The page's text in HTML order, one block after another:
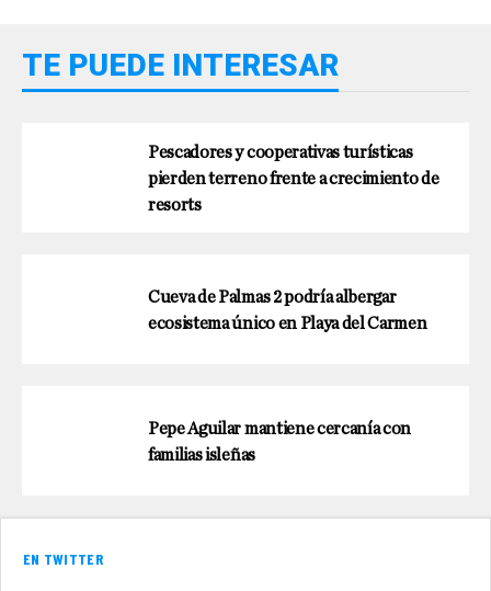
TE PUEDE INTERESAR
Pescadores y cooperativas turísticas
pierden terreno frente a crecimiento de
resorts
Cueva de Palmas 2 podría albergar
ecosistema único en Playa del Carmen
Pepe Aguilar mantiene cercanía con
familias isleñas
EN TWITTER